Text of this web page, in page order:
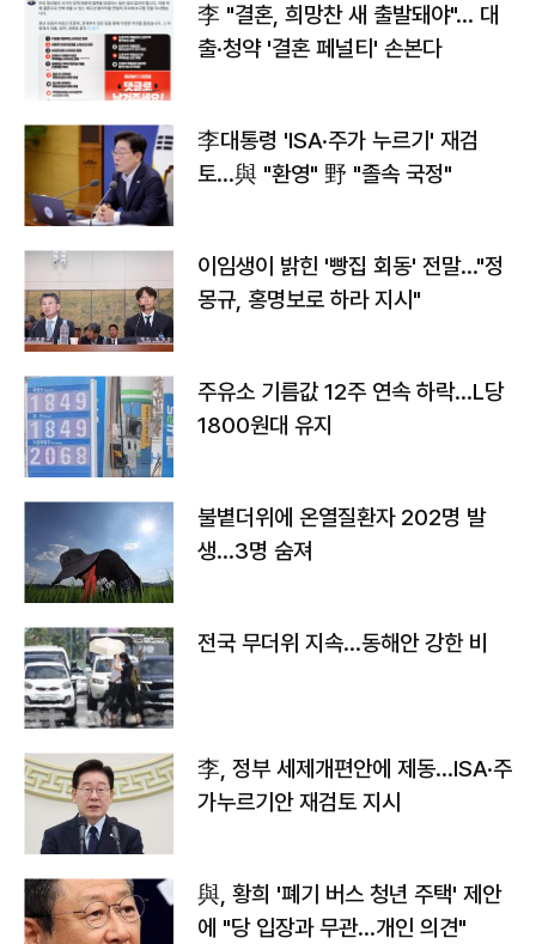
李 "결혼, 희망찬 새 출발돼야"… 대
출·청약 '결혼 페널티' 손본다
李대통령 'ISA·주가 누르기' 재검
토…與 "환영" 野 "졸속 국정"
이임생이 밝힌 '빵집 회동' 전말…"정
몽규, 홍명보로 하라 지시"
주유소 기름값 12주 연속 하락…L당
1800원대 유지
불볕더위에 온열질환자 202명 발
생…3명 숨져
전국 무더위 지속…동해안 강한 비
李, 정부 세제개편안에 제동…ISA·주
가누르기안 재검토 지시
與, 황희 '폐기 버스 청년 주택' 제안
에 "당 입장과 무관…개인 의견"